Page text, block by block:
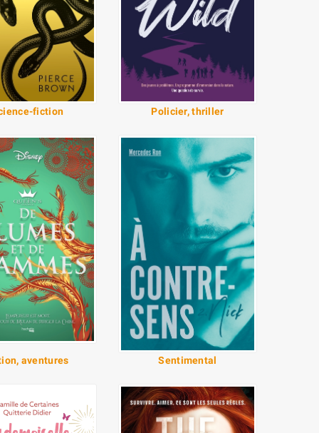
fiction Policier, thriller
aventures Sentimental